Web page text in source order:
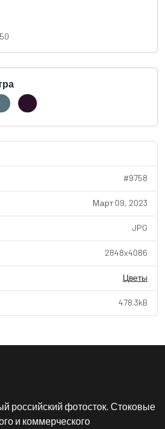
#9758
Март 09, 2023
JPG
2848x4086
Цветы
478.3kB
российский фотосток. Стоковые
и коммерческого